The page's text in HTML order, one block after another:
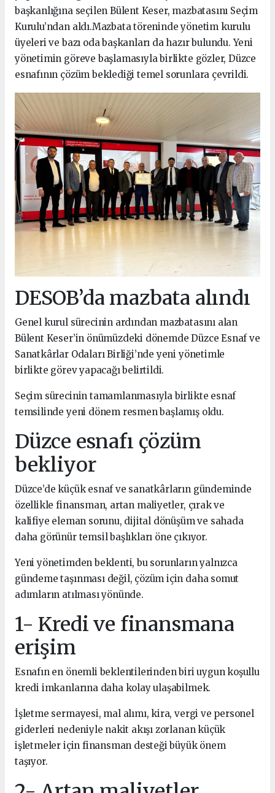
başkanlığına seçilen Bülent Keser, mazbatasını Seçim
Kurulu’ndan aldı.Mazbata töreninde yönetim kurulu
üyeleri ve bazı oda başkanları da hazır bulundu. Yeni
yönetimin göreve başlamasıyla birlikte gözler, Düzce
esnafının çözüm beklediği temel sorunlara çevrildi.
DESOB’da mazbata alındı
Genel kurul sürecinin ardından mazbatasını alan
Bülent Keser’in önümüzdeki dönemde Düzce Esnaf ve
Sanatkârlar Odaları Birliği’nde yeni yönetimle
birlikte görev yapacağı belirtildi.
Seçim sürecinin tamamlanmasıyla birlikte esnaf
temsilinde yeni dönem resmen başlamış oldu.
Düzce esnafı çözüm
bekliyor
Düzce’de küçük esnaf ve sanatkârların gündeminde
özellikle finansman, artan maliyetler, çırak ve
kalifiye eleman sorunu, dijital dönüşüm ve sahada
daha görünür temsil başlıkları öne çıkıyor.
Yeni yönetimden beklenti, bu sorunların yalnızca
gündeme taşınması değil, çözüm için daha somut
adımların atılması yönünde.
1- Kredi ve finansmana
erişim
Esnafın en önemli beklentilerinden biri uygun koşullu
kredi imkanlarına daha kolay ulaşabilmek.
İşletme sermayesi, mal alımı, kira, vergi ve personel
giderleri nedeniyle nakit akışı zorlanan küçük
işletmeler için finansman desteği büyük önem
taşıyor.